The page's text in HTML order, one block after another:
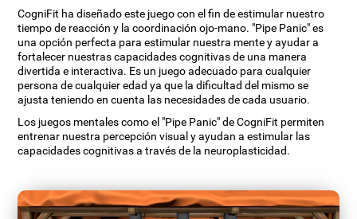
CogniFit ha diseñado este juego con el fin de estimular nuestro
tiempo de reacción y la coordinación ojo-mano. "Pipe Panic" es
una opción perfecta para estimular nuestra mente y ayudar a
fortalecer nuestras capacidades cognitivas de una manera
divertida e interactiva. Es un juego adecuado para cualquier
persona de cualquier edad ya que la dificultad del mismo se
ajusta teniendo en cuenta las necesidades de cada usuario.
Los juegos mentales como el "Pipe Panic" de CogniFit permiten
entrenar nuestra percepción visual y ayudan a estimular las
capacidades cognitivas a través de la neuroplasticidad.